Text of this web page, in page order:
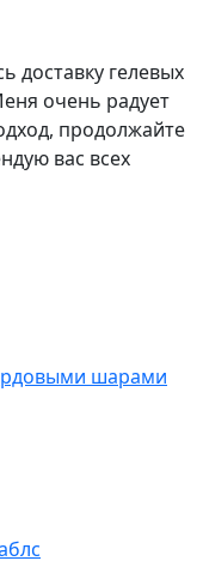
доставку гелевых
очень радует
продолжайте
вас всех
шарами